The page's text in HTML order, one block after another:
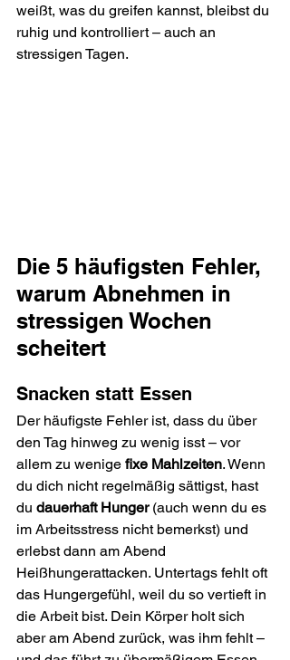
weißt, was du greifen kannst, bleibst du
ruhig und kontrolliert – auch an
stressigen Tagen.
Die 5 häufigsten Fehler,
warum Abnehmen in
stressigen Wochen
scheitert
Snacken statt Essen
Der häufigste Fehler ist, dass du über
den Tag hinweg zu wenig isst – vor
allem zu wenige fixe Mahlzeiten. Wenn
du dich nicht regelmäßig sättigst, hast
du dauerhaft Hunger (auch wenn du es
im Arbeitsstress nicht bemerkst) und
erlebst dann am Abend
Heißhungerattacken. Untertags fehlt oft
das Hungergefühl, weil du so vertieft in
die Arbeit bist. Dein Körper holt sich
aber am Abend zurück, was ihm fehlt –